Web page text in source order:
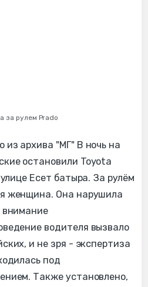
за рулем Prado
из архива "МГ" В ночь на
остановили Toyota
Есет батыра. За рулём
женщина. Она нарушила
внимание
водителя вызвало
и не зря - экспертиза
под
Также установлено,